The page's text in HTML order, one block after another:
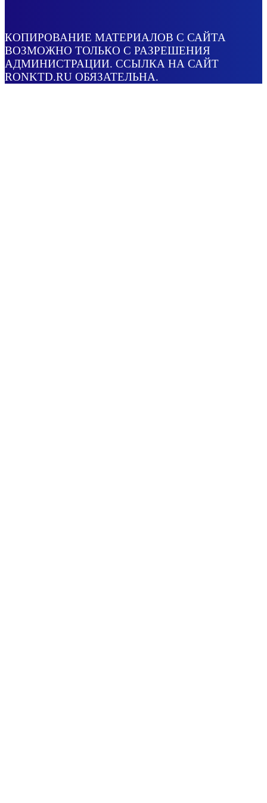
КОПИРОВАНИЕ МАТЕРИАЛОВ С САЙТА
ВОЗМОЖНО ТОЛЬКО С РАЗРЕШЕНИЯ
АДМИНИСТРАЦИИ. ССЫЛКА НА САЙТ
RONKTD.RU ОБЯЗАТЕЛЬНА.